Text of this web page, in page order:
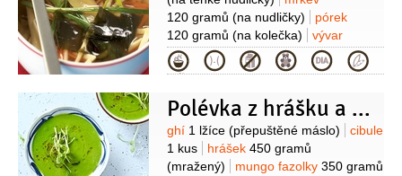
120 gramů (na nudličky)
pórek
120 gramů (na kolečka)
vývar
zeleninový
1,2 litru
miso pasta
2 lžíce (rýžové) kamut2 hrsti (vařený
Kategorie
Polévka z hrášku a naklíčených mungo fazolek
Suroviny
ghí 1 lžíce (přepuštěné máslo)
cibule
1 kus
hrášek 450 gramů
(mražený)
mungo fazolky 350 gramů